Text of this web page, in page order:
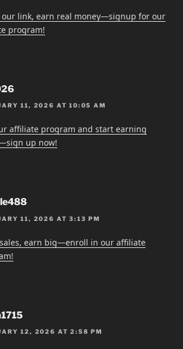
our link, earn real money—signup for our
program!
11, 2026 AT 10:05 AM
affiliate program and start earning
up now!
11, 2026 AT 3:13 PM
earn big—enroll in our affiliate
12, 2026 AT 2:58 PM